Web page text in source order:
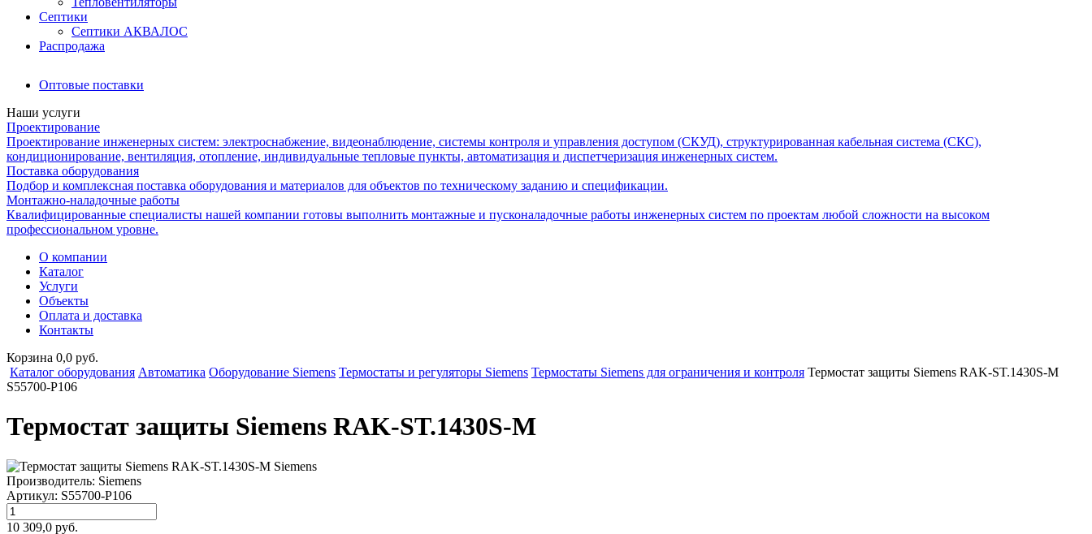
Септики
Септики АКВАЛОС
Распродажа
Оптовые поставки
Наши услуги
Проектирование
Проектирование инженерных систем: электроснабжение, видеонаблюдение, системы контроля и управления доступом (СКУД), структурированная кабельная система (СКС),
кондиционирование, вентиляция, отопление, индивидуальные тепловые пункты, автоматизация и диспетчеризация инженерных систем.
Поставка оборудования
Подбор и комплексная поставка оборудования и материалов для объектов по техническому заданию и спецификации.
Монтажно-наладочные работы
Квалифицированные специалисты нашей компании готовы выполнить монтажные и пусконаладочные работы инженерных систем по проектам любой сложности на высоком
профессиональном уровне.
О компании
Каталог
Услуги
Объекты
Оплата и доставка
Контакты
Корзина 0,0 руб.
Каталог оборудования Автоматика Оборудование Siemens Термостаты и регуляторы Siemens Термостаты Siemens для ограничения и контроля Термостат защиты Siemens RAK-ST.1430S-M
S55700-P106
Термостат защиты Siemens RAK-ST.1430S-M
Производитель: Siemens
Артикул: S55700-P106
10 309,0 руб.